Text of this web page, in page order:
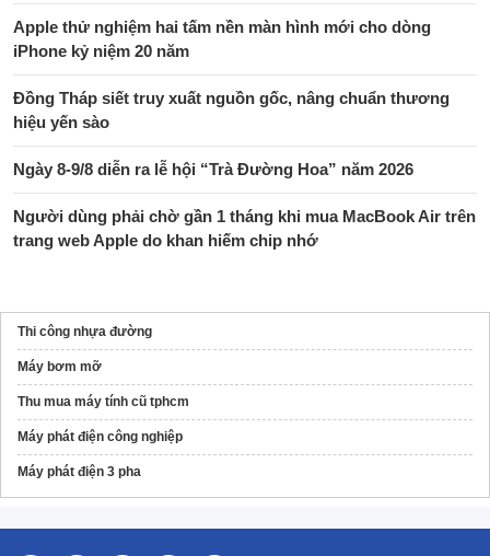
Apple thử nghiệm hai tấm nền màn hình mới cho dòng
iPhone kỷ niệm 20 năm
Đồng Tháp siết truy xuất nguồn gốc, nâng chuẩn thương
hiệu yến sào
Ngày 8-9/8 diễn ra lễ hội “Trà Đường Hoa” năm 2026
Người dùng phải chờ gần 1 tháng khi mua MacBook Air trên
trang web Apple do khan hiếm chip nhớ
Thi công nhựa đường
Máy bơm mỡ
Thu mua máy tính cũ tphcm
Máy phát điện công nghiệp
Máy phát điện 3 pha